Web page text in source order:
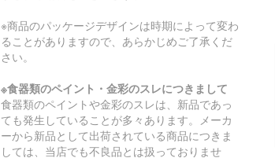
※商品のパッケージデザインは時期によって変わ
ることがありますので、あらかじめご了承くだ
さい。
※食器類のペイント・金彩のスレにつきまして
食器類のペイントや金彩のスレは、新品であっ
ても発生していることが多々あります。メーカ
ーから新品として出荷されている商品につきま
しては、当店でも不良品とは扱っておりませ